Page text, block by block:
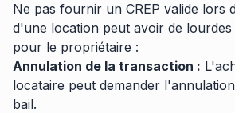
Ne pas fournir un CREP valide lors
d'une location peut avoir de lourdes
pour le propriétaire :
Annulation de la transaction :
locataire peut demander
bail.